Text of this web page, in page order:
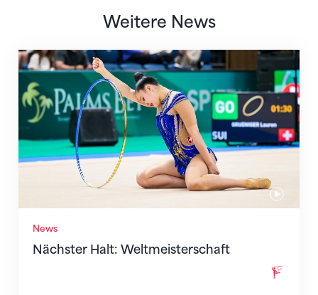
Weitere News
News
Nächster Halt: Weltmeisterschaft
Nächster Halt: Weltmeisterschaft